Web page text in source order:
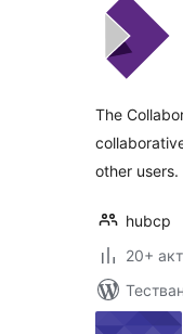
The
other users.
hubcp
20+